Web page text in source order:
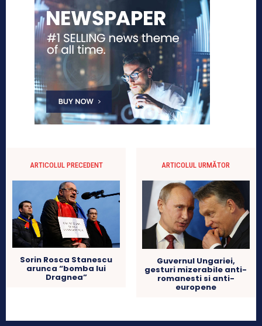
ARTICOLUL PRECEDENT
Sorin Rosca Stanescu
arunca “bomba lui
Dragnea”
ARTICOLUL URMĂTOR
Guvernul Ungariei,
gesturi mizerabile anti-
romanesti si anti-
europene